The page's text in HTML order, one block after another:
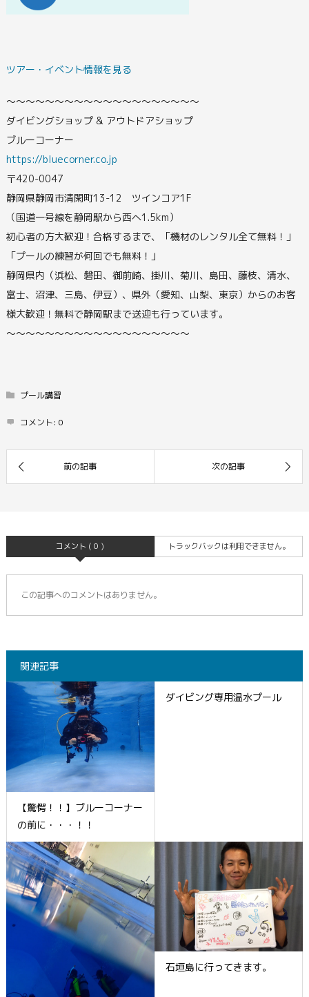
ツアー・イベント情報を見る
〜〜〜〜〜〜〜〜〜〜〜〜〜〜〜〜〜〜〜〜
ダイビングショップ & アウトドアショップ
ブルーコーナー
https://bluecorner.co.jp
〒420-0047
静岡県静岡市清閑町13-12 ツインコア1F
（国道一号線を静岡駅から西へ1.5km）
初心者の方大歓迎！合格するまで、「機材のレンタル全て無料！」
「プールの練習が何回でも無料！」
静岡県内（浜松、磐田、御前崎、掛川、菊川、島田、藤枝、清水、
富士、沼津、三島、伊豆）、県外（愛知、山梨、東京）からのお客
様大歓迎！無料で静岡駅まで送迎も行っています。
〜〜〜〜〜〜〜〜〜〜〜〜〜〜～～～～～
プール講習
コメント: 0
コメント ( 0 ) トラックバックは利用できません。
この記事へのコメントはありません。
関連記事
【驚愕！！】ブルーコーナー
の前に・・・！！
ダイビング専用温水プール
石垣島に行ってきます。